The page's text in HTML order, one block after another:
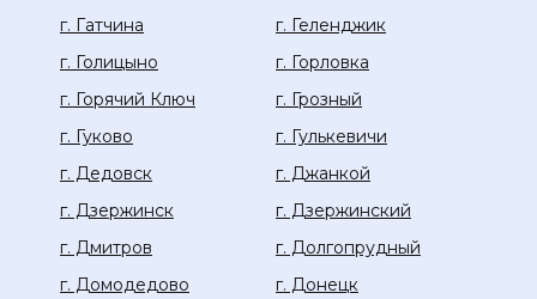
г. Гатчина
г. Геленджик
г. Голицыно
г. Горловка
г. Горячий Ключ
г. Грозный
г. Гуково
г. Гулькевичи
г. Дедовск
г. Джанкой
г. Дзержинск
г. Дзержинский
г. Дмитров
г. Долгопрудный
г. Домодедово
г. Донецк